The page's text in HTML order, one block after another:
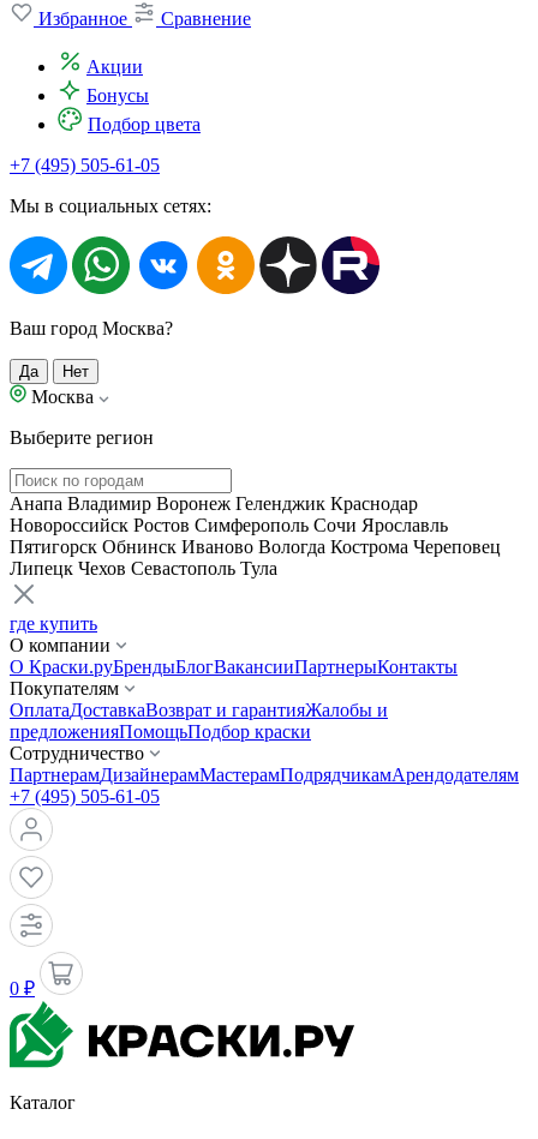
Избранное
Сравнение
Акции
Бонусы
Подбор цвета
+7 (495) 505-61-05
Мы в социальных сетях:
Ваш город Москва?
Да Нет
Москва
Выберите регион
Анапа Владимир Воронеж Геленджик Краснодар
Новороссийск Ростов Симферополь Сочи Ярославль
Пятигорск Обнинск Иваново Вологда Кострома Череповец
Липецк Чехов Севастополь Тула
где купить
О компании
О Краски.руБрендыБлогВакансииПартнерыКонтакты
Покупателям
ОплатаДоставкаВозврат и гарантияЖалобы и
предложенияПомощьПодбор краски
Сотрудничество
ПартнерамДизайнерамМастерамПодрядчикамАрендодателям
+7 (495) 505-61-05
0 ₽
Каталог